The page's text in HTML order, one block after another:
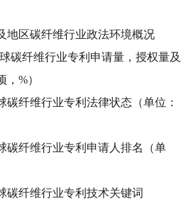
地区碳纤维行业政法环境概况
碳纤维行业专利申请量，授权量及
%）
碳纤维行业专利法律状态（单位：
碳纤维行业专利申请人排名（单
碳纤维行业专利技术关键词